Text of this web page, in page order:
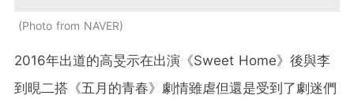
Photo from NAVER
2016年出道的高旻示在出演《Sweet Home》後與李
到晛二搭《五月的青春》劇情雖虐但還是受到了劇迷們